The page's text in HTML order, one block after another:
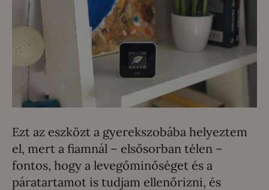
Ezt az eszközt a gyerekszobába helyeztem
el, mert a fiamnál – elsősorban télen –
fontos, hogy a levegőminőséget és a
páratartamot is tudjam ellenőrizni, és